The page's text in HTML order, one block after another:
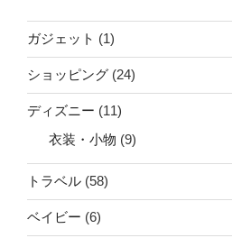
ガジェット (1)
ショッピング (24)
ディズニー (11)
衣装・小物 (9)
トラベル (58)
ベイビー (6)